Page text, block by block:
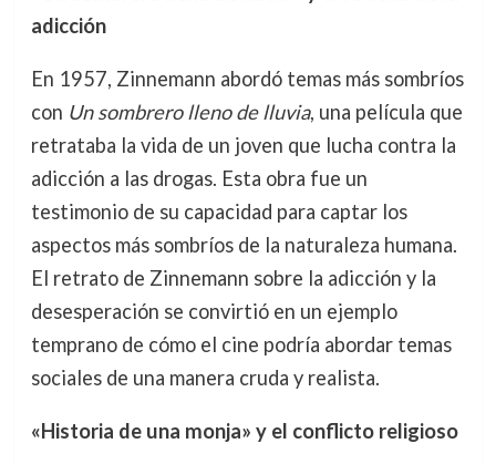
adicción
En 1957, Zinnemann abordó temas más sombríos
con Un sombrero lleno de lluvia, una película que
retrataba la vida de un joven que lucha contra la
adicción a las drogas. Esta obra fue un
testimonio de su capacidad para captar los
aspectos más sombríos de la naturaleza humana.
El retrato de Zinnemann sobre la adicción y la
desesperación se convirtió en un ejemplo
temprano de cómo el cine podría abordar temas
sociales de una manera cruda y realista.
«Historia de una monja» y el conflicto religioso